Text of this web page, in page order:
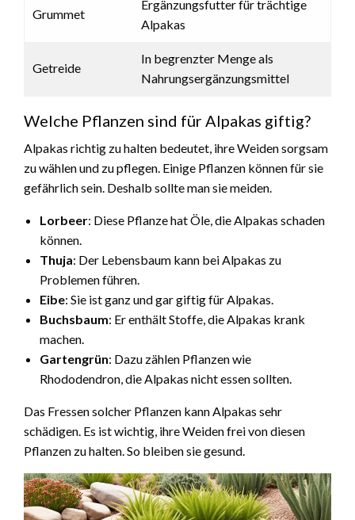
Grummet
Ergänzungsfutter für trächtige
Alpakas
Getreide
In begrenzter Menge als
Nahrungsergänzungsmittel
Welche Pflanzen sind für Alpakas giftig?
Alpakas richtig zu halten bedeutet, ihre Weiden sorgsam
zu wählen und zu pflegen. Einige Pflanzen können für sie
gefährlich sein. Deshalb sollte man sie meiden.
Lorbeer: Diese Pflanze hat Öle, die Alpakas schaden
können.
Thuja: Der Lebensbaum kann bei Alpakas zu
Problemen führen.
Eibe: Sie ist ganz und gar giftig für Alpakas.
Buchsbaum: Er enthält Stoffe, die Alpakas krank
machen.
Gartengrün: Dazu zählen Pflanzen wie
Rhododendron, die Alpakas nicht essen sollten.
Das Fressen solcher Pflanzen kann Alpakas sehr
schädigen. Es ist wichtig, ihre Weiden frei von diesen
Pflanzen zu halten. So bleiben sie gesund.